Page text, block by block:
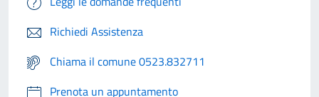
Richiedi Assistenza
Chiama il comune 0523.832711
Prenota un appuntamento